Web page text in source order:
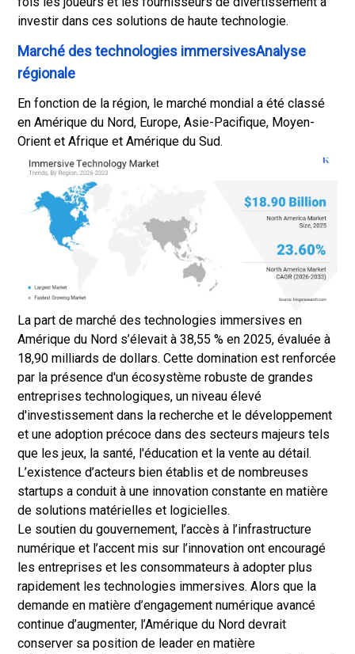
investir dans ces solutions de haute technologie.
Marché des technologies immersivesAnalyse
régionale
En fonction de la région, le marché mondial a été classé
en Amérique du Nord, Europe, Asie-Pacifique, Moyen-
Orient et Afrique et Amérique du Sud.
La part de marché des technologies immersives en
Amérique du Nord s’élevait à 38,55 % en 2025, évaluée à
18,90 milliards de dollars. Cette domination est renforcée
par la présence d'un écosystème robuste de grandes
entreprises technologiques, un niveau élevé
d'investissement dans la recherche et le développement
et une adoption précoce dans des secteurs majeurs tels
que les jeux, la santé, l'éducation et la vente au détail.
L’existence d’acteurs bien établis et de nombreuses
startups a conduit à une innovation constante en matière
de solutions matérielles et logicielles.
Le soutien du gouvernement, l’accès à l’infrastructure
numérique et l’accent mis sur l’innovation ont encouragé
les entreprises et les consommateurs à adopter plus
rapidement les technologies immersives. Alors que la
demande en matière d’engagement numérique avancé
continue d’augmenter, l’Amérique du Nord devrait
conserver sa position de leader en matière